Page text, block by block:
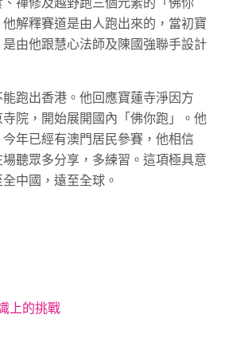
解釋賽道是由人跑出來的，當初寶
由他跟慧心法師及陳國強聯手設計
跑出香港。他回應寶蓮寺淨因方
院，開始展開國內「佛你跑」。他
年已經有澳門居民參賽，他相信
場聽眾多分享，多練習。這項極具意
中國，遠至全球。
上的挑戰